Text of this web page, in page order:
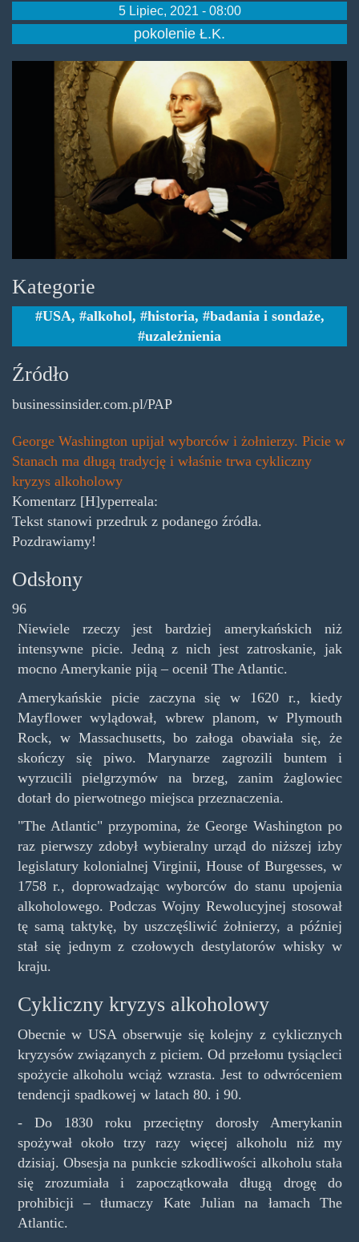
5 Lipiec, 2021 - 08:00
pokolenie Ł.K.
founding-
drunkards-
hdr.jpg
Kategorie
USA, alkohol, historia, badania i sondaże,
uzależnienia
Źródło
businessinsider.com.pl/PAP
George Washington upijał wyborców i żołnierzy. Picie w
Stanach ma długą tradycję i właśnie trwa cykliczny
kryzys alkoholowy
Komentarz [H]yperreala:
Tekst stanowi przedruk z podanego źródła.
Pozdrawiamy!
Odsłony
96
Niewiele rzeczy jest bardziej amerykańskich niż
intensywne picie. Jedną z nich jest zatroskanie, jak
mocno Amerykanie piją – ocenił The Atlantic.
Amerykańskie picie zaczyna się w 1620 r., kiedy
Mayflower wylądował, wbrew planom, w Plymouth
Rock, w Massachusetts, bo załoga obawiała się, że
skończy się piwo. Marynarze zagrozili buntem i
wyrzucili pielgrzymów na brzeg, zanim żaglowiec
dotarł do pierwotnego miejsca przeznaczenia.
"The Atlantic" przypomina, że George Washington po
raz pierwszy zdobył wybieralny urząd do niższej izby
legislatury kolonialnej Virginii, House of Burgesses, w
1758 r., doprowadzając wyborców do stanu upojenia
alkoholowego. Podczas Wojny Rewolucyjnej stosował
tę samą taktykę, by uszczęśliwić żołnierzy, a później
stał się jednym z czołowych destylatorów whisky w
kraju.
Cykliczny kryzys alkoholowy
Obecnie w USA obserwuje się kolejny z cyklicznych
kryzysów związanych z piciem. Od przełomu tysiącleci
spożycie alkoholu wciąż wzrasta. Jest to odwróceniem
tendencji spadkowej w latach 80. i 90.
- Do 1830 roku przeciętny dorosły Amerykanin
spożywał około trzy razy więcej alkoholu niż my
dzisiaj. Obsesja na punkcie szkodliwości alkoholu stała
się zrozumiała i zapoczątkowała długą drogę do
prohibicji – tłumaczy Kate Julian na łamach The
Atlantic.